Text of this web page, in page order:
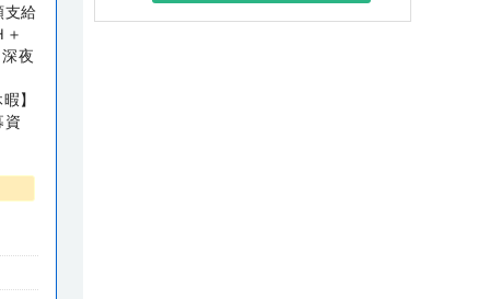
支給
夜
】
資